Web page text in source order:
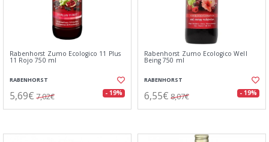
Rabenhorst Zumo Ecologico 11 Plus
11 Rojo 750 ml
RABENHORST
5,69€ 7,02€ - 19%
Rabenhorst Zumo Ecologico Well
Being 750 ml
RABENHORST
6,55€ 8,07€ - 19%